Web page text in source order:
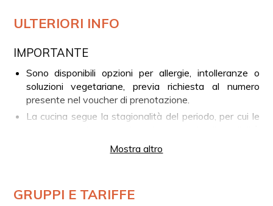
ULTERIORI INFO
IMPORTANTE
Sono disponibili opzioni per allergie, intolleranze o
soluzioni vegetariane, previa richiesta al numero
presente nel voucher di prenotazione.
La cucina segue la stagionalità del periodo, per cui le
Visita guidata tra vigneti, anfore e ambienti di
Mostra altro
GRUPPI E TARIFFE